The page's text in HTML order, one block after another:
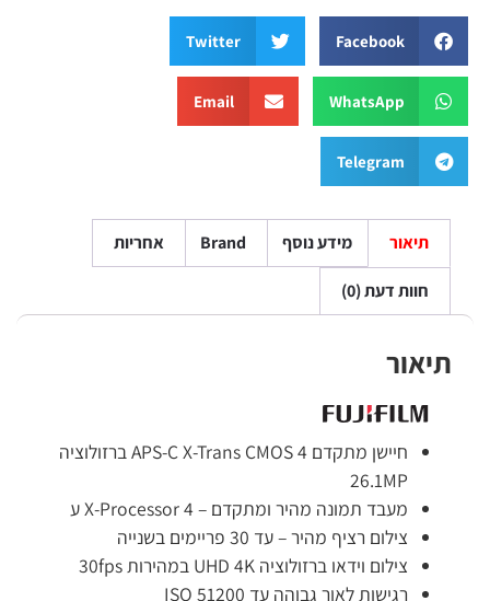
Facebook
Twitter
WhatsApp
Email
Telegram
תיאור מידע נוסף Brand אחריות
חוות דעת (0)
תיאור
חיישן מתקדם APS-C X-Trans CMOS 4 ברזולוציה
26.1MP
מעבד תמונה מהיר ומתקדם – X-Processor 4 ע
צילום רציף מהיר – עד 30 פריימים בשנייה
צילום וידאו ברזולוציה UHD 4K במהירות 30fps
רגישות לאור גבוהה עד ISO 51200